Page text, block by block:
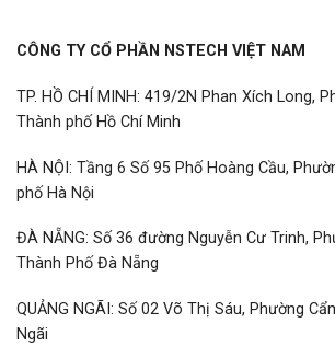
CÔNG TY CỔ PHẦN NSTECH VIỆT NAM
TP. HỒ CHÍ MINH: 419/2N Phan Xích Long,
Thành phố Hồ Chí Minh
HÀ NỘI: Tầng 6 Số 95 Phố Hoàng Cầu,
phố Hà Nội
ĐÀ NẴNG: Số 36 đường Nguyễn Cư Trinh,
Thành Phố Đà Nẵng
QUẢNG NGÃI: Số 02 Võ Thị Sáu, Phường
Ngãi